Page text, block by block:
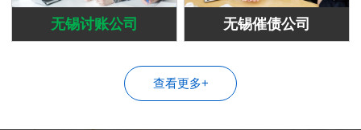
无锡讨账公司 无锡催债公司
查看更多+